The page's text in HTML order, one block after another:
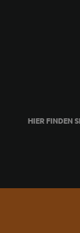
HIER FINDEN